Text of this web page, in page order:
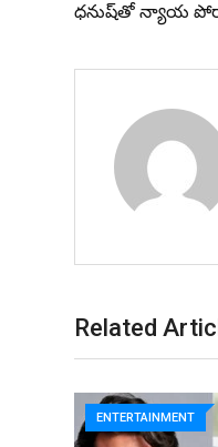
ధనుష్‌తో న్యాయ
Related
ENTERTAINMENT